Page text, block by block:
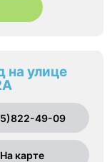
на улице
49-09
карте